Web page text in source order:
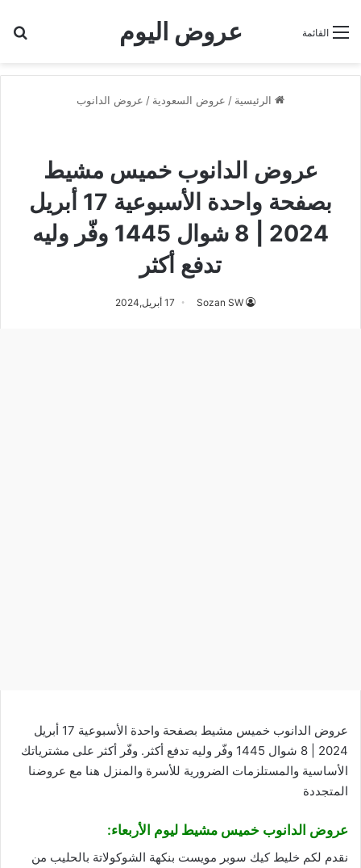
عروض اليوم القائمة
الرئيسية / عروض السعودية / عروض الدانوب
عروض الدانوب خميس مشيط
بصفحة واحدة الأسبوعية 17 أبريل
2024 | 8 شوال 1445 وفّر وليه
تدفع أكثر
Sozan SW 17 أبريل,2024
عروض الدانوب خميس مشيط بصفحة واحدة الأسبوعية 17 أبريل
2024 | 8 شوال 1445 وفّر وليه تدفع أكثر. وفّر أكثر على مشترياتك
الأساسية والمستلزمات الضرورية للأسرة والمنزل هنا مع عروضنا
المتجددة
عروض الدانوب خميس مشيط ليوم الأربعاء:
نقدم لكم خليط كيك سوبر مويست بنكهة الشوكولاتة بالحليب من